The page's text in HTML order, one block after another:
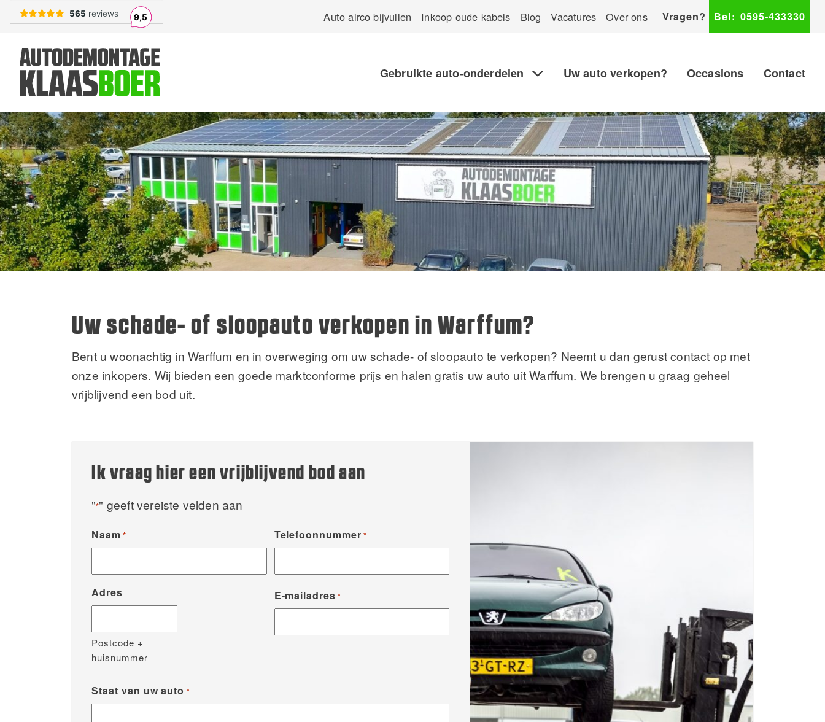
Auto airco bijvullen Inkoop oude kabels Blog Vacatures Over ons Vragen? Bel: 0595-433330
Gebruikte auto-onderdelen Uw auto verkopen? Occasions Contact
Uw schade- of sloopauto verkopen in Warffum?
Bent u woonachtig in Warffum en in overweging om uw schade- of sloopauto te verkopen? Neemt u dan gerust contact op met
onze inkopers. Wij bieden een goede marktconforme prijs en halen gratis uw auto uit Warffum. We brengen u graag geheel
vrijblijvend een bod uit.
Ik vraag hier een vrijblijvend bod aan
"*" geeft vereiste velden aan
Naam * Telefoonnummer *
Adres
Postcode +
huisnummer
E-mailadres *
Staat van uw auto *